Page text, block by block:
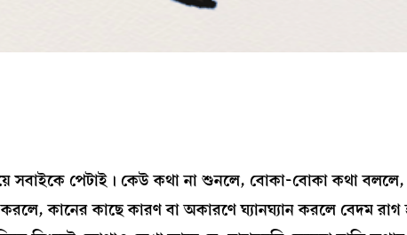
সবাইকে পেটাই। কেউ কথা না শুনলে, বোকা-বোকা কথা
কানের কাছে কারণ বা অকারণে ঘ্যানঘ্যান করলে বেদম রাগ